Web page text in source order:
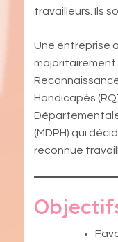
travailleurs. Ils
Une entreprise
majoritairement
Handicapés
(MDPH) qui
reconnue